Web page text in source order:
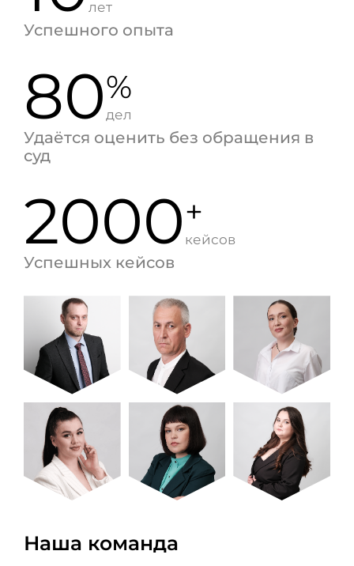
лет
Успешного опыта
80%
дел
Удаётся оценить без обращения в
суд
2000+
кейсов
Успешных кейсов
Наша команда